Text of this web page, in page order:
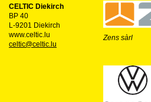
CELTIC Diekirch
BP 40
L-9201 Diekirch
www.celtic.lu
celtic@celtic.lu
Zens sàrl